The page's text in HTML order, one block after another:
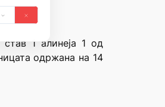
1 алинеја 1 од
одржана на 14